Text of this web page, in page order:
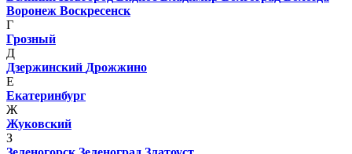
Воронеж Воскресенск
Г
Грозный
Д
Дзержинский Дрожжино
Е
Екатеринбург
Ж
Жуковский
З